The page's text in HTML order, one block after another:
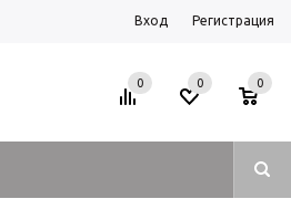
Вход Регистрация
0 0
0